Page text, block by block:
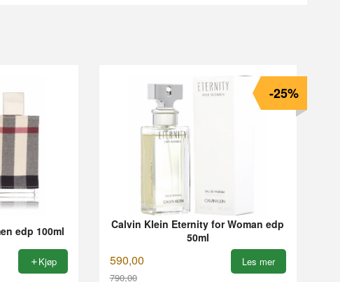
edp 100ml
Kjøp
Calvin Klein Eternity for Woman edp
50ml
590,00
790,00
-25%
Les mer